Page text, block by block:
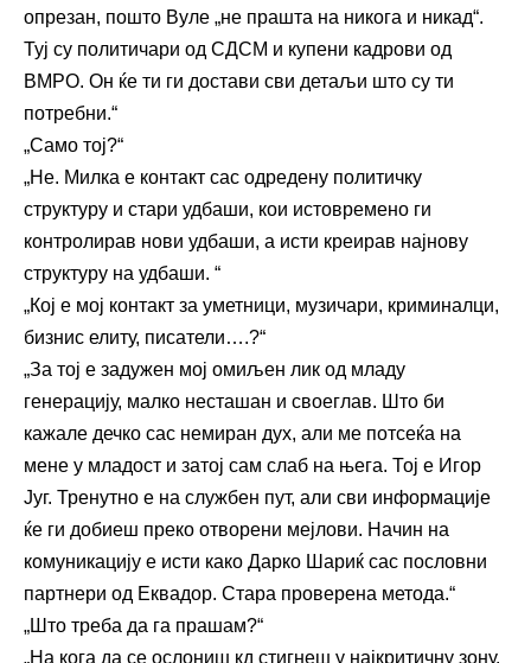
опрезан, пошто Вуле „не прашта на никога и никад“.
Туј су политичари од СДСМ и купени кадрови од
ВМРО. Он ќе ти ги достави сви детаљи што су ти
потребни.“
„Само тој?“
„Не. Милка е контакт сас одредену политичку
структуру и стари удбаши, кои истовремено ги
контролирав нови удбаши, а исти креирав најнову
структуру на удбаши. “
„Кој е мој контакт за уметници, музичари, криминалци,
бизнис елиту, писатели….?“
„За тој е задужен мој омиљен лик од младу
генерацију, малко несташан и своеглав. Што би
кажале дечко сас немиран дух, али ме потсеќа на
мене у младост и затој сам слаб на њега. Тој е Игор
Југ. Тренутно е на службен пут, али сви информације
ќе ги добиеш преко отворени мејлови. Начин на
комуникацију е исти како Дарко Шариќ сас пословни
партнери од Еквадор. Стара проверена метода.“
„Што треба да га прашам?“
„На кога да се ослониш кд стигнеш у најкритичну зону.